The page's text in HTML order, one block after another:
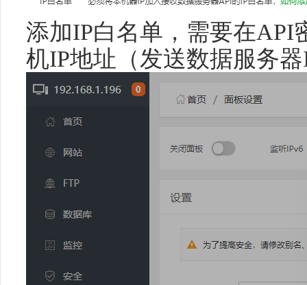
添加IP白名单，需要在API
机IP地址（发送数据服务